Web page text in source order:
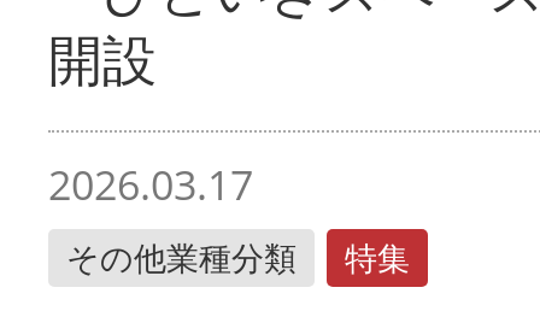
開設
2026.03.17
その他業種分類 特集